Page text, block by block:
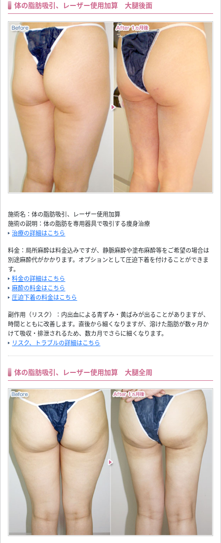
体の脂肪吸引、レーザー使用加算 大腿後面
施術名：体の脂肪吸引、レーザー使用加算
施術の説明：体の脂肪を専用器具で吸引する痩身治療
治療の詳細はこちら
料金：局所麻酔は料金込みですが、静脈麻酔や塗布麻酔等をご希望の場合は
別途麻酔代がかかります。オプションとして圧迫下着を付けることができま
す。
料金の詳細はこちら
麻酔の料金はこちら
圧迫下着の料金はこちら
副作用（リスク）：内出血による青ずみ・黄ばみが出ることがありますが、
時間とともに改善します。直後から細くなりますが、溶けた脂肪が数ヶ月か
けて吸収・排泄されるため、数カ月でさらに細くなります。
リスク、トラブルの詳細はこちら
体の脂肪吸引、レーザー使用加算 大腿全周